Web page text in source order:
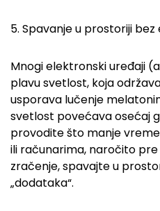
5. Spavanje u prostoriji
Mnogi elektronski uređaji
plavu svetlost, koja
usporava lučenje
svetlost povećava osećaj
provodite što manje
ili računarima, naročito
zračenje, spavajte u
„dodataka“.